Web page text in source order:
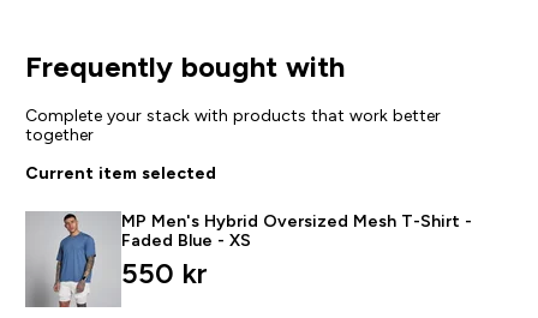
Frequently bought with
Complete your stack with products that work better
together
Current item selected
MP Men's Hybrid Oversized Mesh T-Shirt -
Faded Blue - XS
550 kr‎